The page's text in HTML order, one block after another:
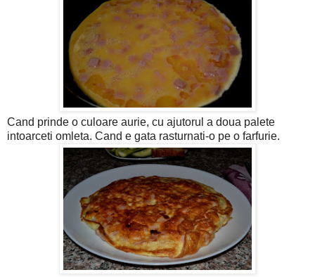
Cand prinde o culoare aurie, cu ajutorul a doua palete
intoarceti omleta. Cand e gata rasturnati-o pe o farfurie.